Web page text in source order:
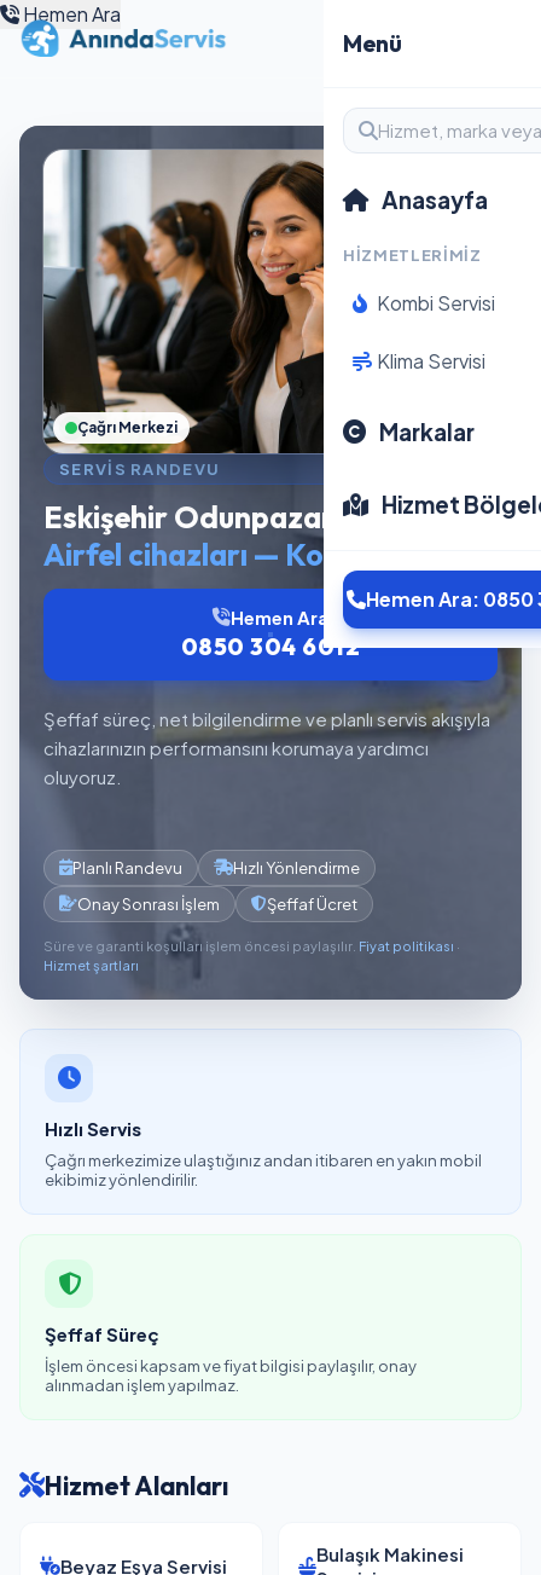
Menü
Anasayfa
HIZMETLERIMIZ
Kombi Servisi
Klima Servisi
Markalar
Hizmet
Hemen Ara: 0850
Hemen Ara
SERVIS RANDEVU
Eskişehir Odunpazarı
Airfel cihazları — Kombi Servisi
Şeffaf süreç, net bilgilendirme ve planlı servis akışıyla
cihazlarınızın performansını korumaya yardımcı
oluyoruz.
Hemen Ara
0850 304 6012
Planlı Randevu
Hızlı Yönlendirme
Onay Sonrası İşlem
Şeffaf Ücret
Süre ve garanti koşulları işlem öncesi paylaşılır. Fiyat politikası ·
Hizmet şartları
Çağrı Merkezi
Hızlı Servis
Çağrı merkezimize ulaştığınız andan itibaren en yakın mobil
ekibimiz yönlendirilir.
Şeffaf Süreç
İşlem öncesi kapsam ve fiyat bilgisi paylaşılır, onay
alınmadan işlem yapılmaz.
Hizmet Alanları
Beyaz Eşya Servisi
Bulaşık Makinesi